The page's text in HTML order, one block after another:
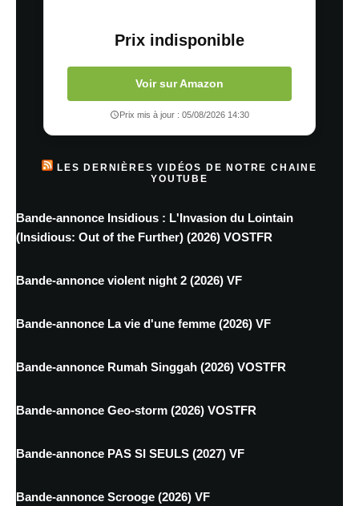
Prix indisponible
Voir sur Amazon
Prix mis à jour : 05/08/2026 14:30
LES DERNIÈRES VIDÉOS DE NOTRE CHAINE
YOUTUBE
Bande-annonce Insidious : L'Invasion du Lointain
(Insidious: Out of the Further) (2026) VOSTFR
Bande-annonce violent night 2 (2026) VF
Bande-annonce La vie d'une femme (2026) VF
Bande-annonce Rumah Singgah (2026) VOSTFR
Bande-annonce Geo-storm (2026) VOSTFR
Bande-annonce PAS SI SEULS (2027) VF
Bande-annonce Scrooge (2026) VF